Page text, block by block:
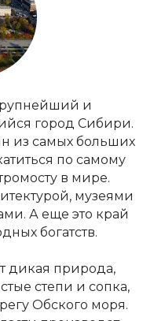
и
город Сибири.
из самых больших
по самому
в мире.
музеями
А еще это край
богатств.
дикая природа,
степи и сопка,
Обского моря.